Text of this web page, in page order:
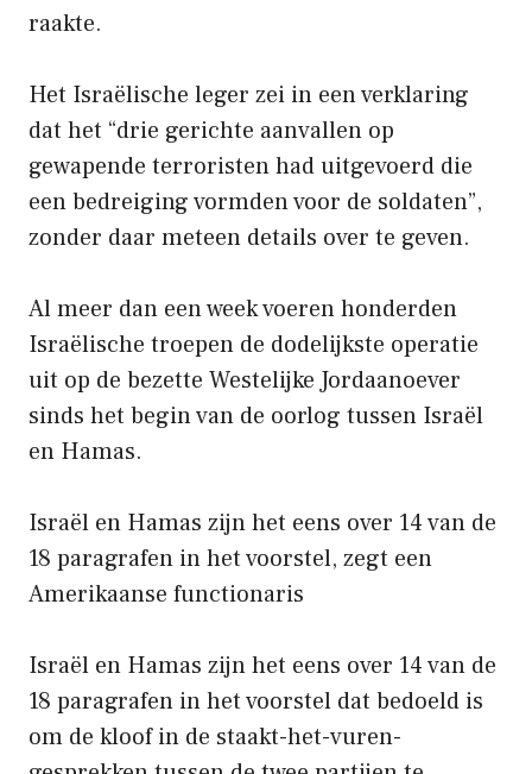
raakte.
Het Israëlische leger zei in een verklaring
dat het “drie gerichte aanvallen op
gewapende terroristen had uitgevoerd die
een bedreiging vormden voor de soldaten”,
zonder daar meteen details over te geven.
Al meer dan een week voeren honderden
Israëlische troepen de dodelijkste operatie
uit op de bezette Westelijke Jordaanoever
sinds het begin van de oorlog tussen Israël
en Hamas.
Israël en Hamas zijn het eens over 14 van de
18 paragrafen in het voorstel, zegt een
Amerikaanse functionaris
Israël en Hamas zijn het eens over 14 van de
18 paragrafen in het voorstel dat bedoeld is
om de kloof in de staakt-het-vuren-